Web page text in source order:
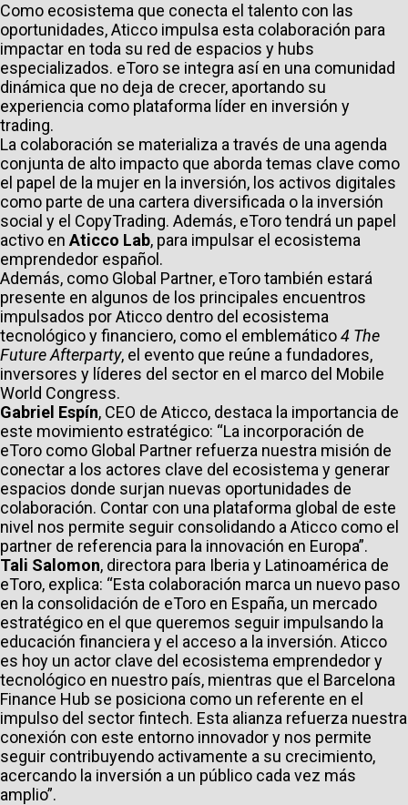
Como ecosistema que conecta el talento con las
oportunidades, Aticco impulsa esta colaboración para
impactar en toda su red de espacios y hubs
especializados. eToro se integra así en una comunidad
dinámica que no deja de crecer, aportando su
experiencia como plataforma líder en inversión y
trading.
La colaboración se materializa a través de una agenda
conjunta de alto impacto que aborda temas clave como
el papel de la mujer en la inversión, los activos digitales
como parte de una cartera diversificada o la inversión
social y el CopyTrading. Además, eToro tendrá un papel
activo en Aticco Lab, para impulsar el ecosistema
emprendedor español.
Además, como Global Partner, eToro también estará
presente en algunos de los principales encuentros
impulsados por Aticco dentro del ecosistema
tecnológico y financiero, como el emblemático4 The
Future Afterparty, el evento que reúne a fundadores,
inversores y líderes del sector en el marco del Mobile
World Congress.
Gabriel Espín, CEO de Aticco, destaca la importancia de
este movimiento estratégico: “La incorporación de
eToro como Global Partner refuerza nuestra misión de
conectar a los actores clave del ecosistema y generar
espacios donde surjan nuevas oportunidades de
colaboración. Contar con una plataforma global de este
nivel nos permite seguir consolidando a Aticco como el
partner de referencia para la innovación en Europa”.
Tali Salomon, directora para Iberia y Latinoamérica de
eToro, explica: “Esta colaboración marca un nuevo paso
en la consolidación de eToro en España, un mercado
estratégico en el que queremos seguir impulsando la
educación financiera y el acceso a la inversión. Aticco
es hoy un actor clave del ecosistema emprendedor y
tecnológico en nuestro país, mientras que el Barcelona
Finance Hub se posiciona como un referente en el
impulso del sector fintech. Esta alianza refuerza nuestra
conexión con este entorno innovador y nos permite
seguir contribuyendo activamente a su crecimiento,
acercando la inversión a un público cada vez más
amplio”.